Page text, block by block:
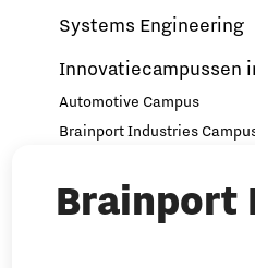
Brainport
Systems Engineering
Innovatiecampussen
Automotive Campus
Brainport Industries
Strijp District
TU/e Campus